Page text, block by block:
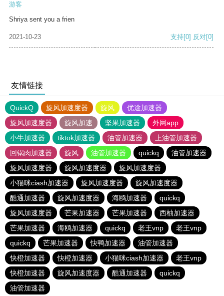
游客
Shriya sent you a frien
2021-10-23 支持[0] 反对[0]
友情链接
QuickQ 旋风加速度器 旋风
优途加速器
旋风加速度器
旋风加速 坚果加速器
外网app
小牛加速器
tiktok加速器 油管加速器
上油管加速器
回锅肉加速器
旋风 油管加速器 quickq
油管加速器
旋风加速度器
旋风加速度器
旋风加速度器
小猫咪ciash加速器
旋风加速度器
旋风加速度器
酷通加速器
旋风加速度器 海鸥加速器
quickq
旋风加速度器
芒果加速器 芒果加速器
西柚加速器
芒果加速器
海鸥加速器 quickq 老王vnp
老王vnp
quickq
芒果加速器 快鸭加速器
油管加速器
快橙加速器
快橙加速器 小猫咪ciash加速器
老王vnp
快橙加速器
旋风加速度器 酷通加速器
quickq
油管加速器